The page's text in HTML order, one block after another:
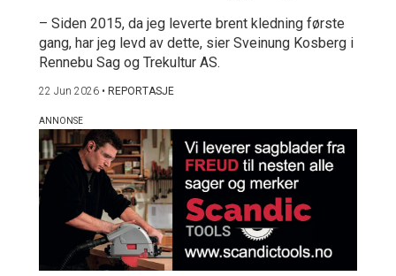
– Siden 2015, da jeg leverte brent kledning første
gang, har jeg levd av dette, sier Sveinung Kosberg i
Rennebu Sag og Trekultur AS.
22 Jun 2026 • REPORTASJE